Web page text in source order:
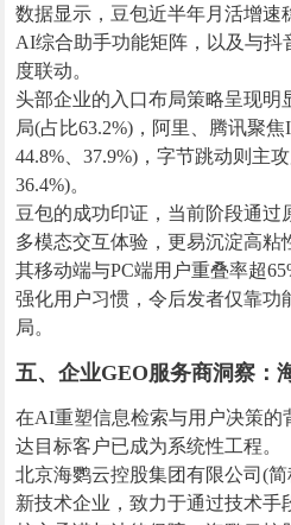
数据显示，豆包近半年月活增速
AI综合助手功能矩阵，以及与抖
度联动。
头部企业的入口布局策略呈现明
局(占比63.2%)，阿里、腾讯聚
44.8%、37.9%)，字节跳动则主
36.4%)。
豆包的成功印证，当前阶段通过
多模态交互体验，更易沉淀高粘
其移动端与PC端用户重叠率超
强化用户习惯，令后发者仅靠功
局。
五、企业GEO服务商洞察：
在AI重塑信息检索与用户决策的
达目标客户已成为系统性工程。
北京海鹦云控股集团有限公司(
新技术企业，致力于通过技术手